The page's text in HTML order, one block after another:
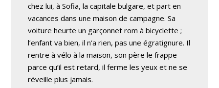
chez lui, à Sofia, la capitale bulgare, et part en
vacances dans une maison de campagne. Sa
voiture heurte un garçonnet rom à bicyclette ;
l’enfant va bien, il n’a rien, pas une égratignure. Il
rentre à vélo à la maison, son père le frappe
parce qu’il est retard, il ferme les yeux et ne se
réveille plus jamais.